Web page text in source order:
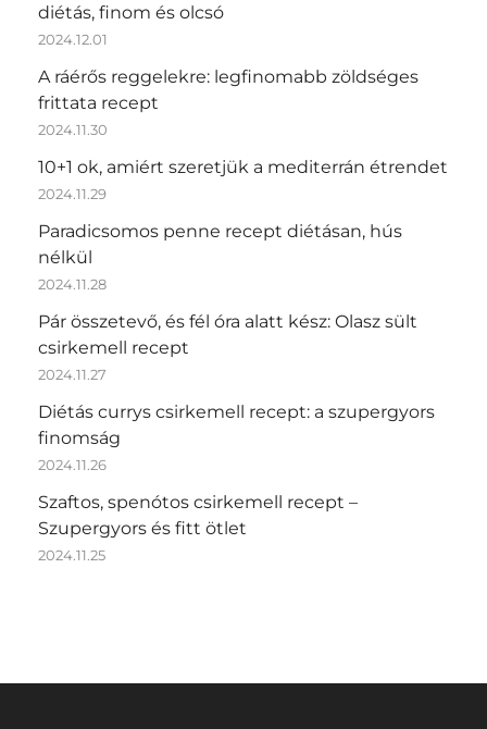
diétás, finom és olcsó
2024.12.01
A ráérős reggelekre: legfinomabb zöldséges
frittata recept
2024.11.30
10+1 ok, amiért szeretjük a mediterrán étrendet
2024.11.29
Paradicsomos penne recept diétásan, hús
nélkül
2024.11.28
Pár összetevő, és fél óra alatt kész: Olasz sült
csirkemell recept
2024.11.27
Diétás currys csirkemell recept: a szupergyors
finomság
2024.11.26
Szaftos, spenótos csirkemell recept –
Szupergyors és fitt ötlet
2024.11.25